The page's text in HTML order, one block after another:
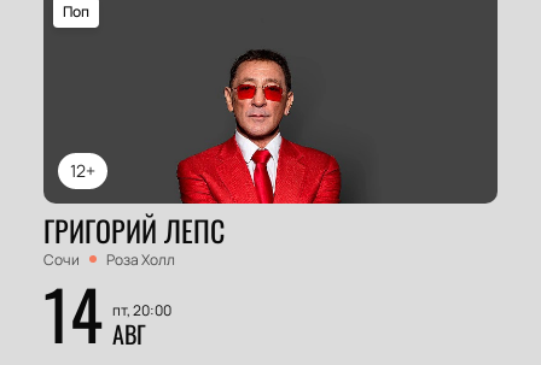
12+
Поп
ГРИГОРИЙ ЛЕПС
Сочи Роза Холл
14 пт, 20:00
АВГ